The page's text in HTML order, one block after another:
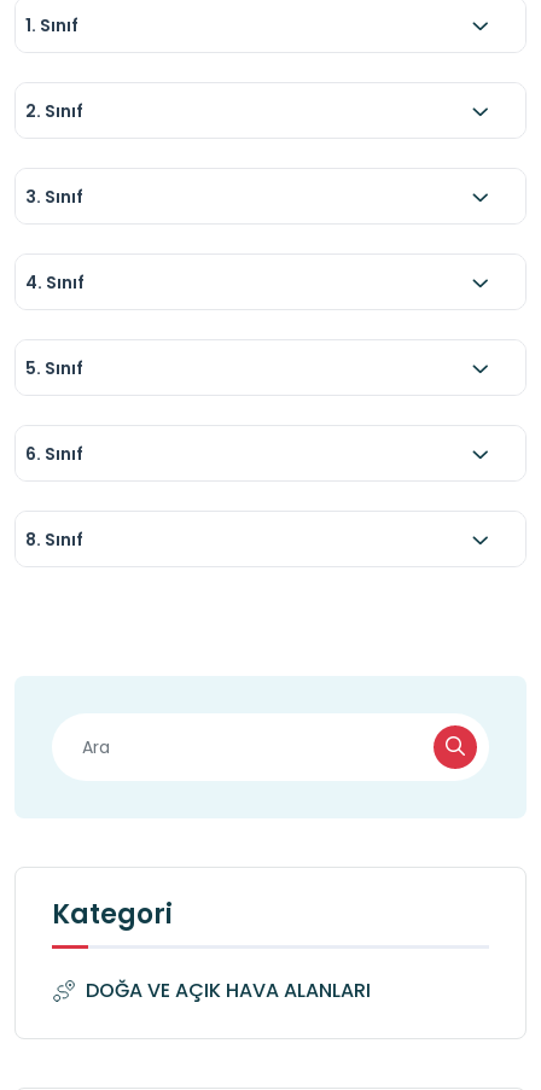
1. Sınıf
2. Sınıf
3. Sınıf
4. Sınıf
5. Sınıf
6. Sınıf
8. Sınıf
Kategori
DOĞA VE AÇIK HAVA ALANLARI